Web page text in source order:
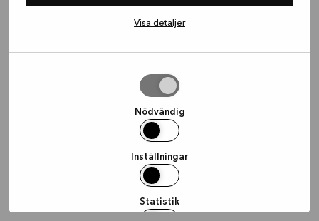
Visa detaljer
Nödvändig
Inställningar
Statistik